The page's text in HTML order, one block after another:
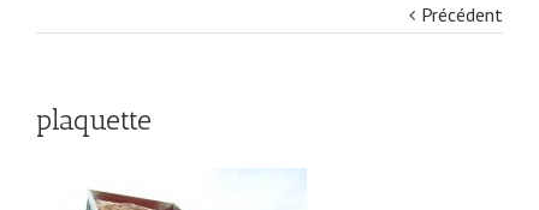
Précédent
plaquette